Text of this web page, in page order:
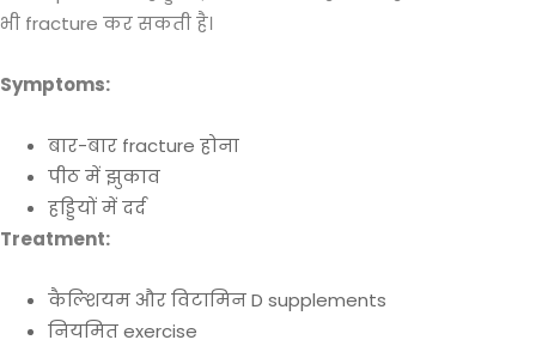
भी fracture कर सकती है।
Symptoms:
बार-बार fracture होना
पीठ में झुकाव
हड्डियों में दर्द
Treatment:
कैल्शियम और विटामिन D supplements
नियमित exercise